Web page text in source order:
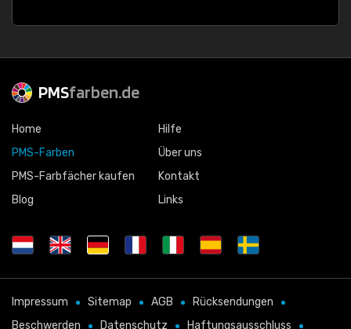
PMSfarben.de
Home
PMS-Farben
PMS-Farbfächer kaufen
Blog
Hilfe
Über uns
Kontakt
Links
Impressum Sitemap AGB
Rücksendungen
Beschwerden
Datenschutz Haftungsausschluss